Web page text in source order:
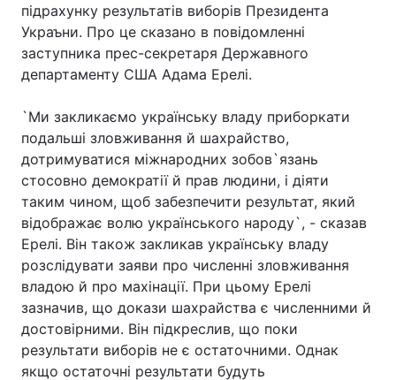
Головна Війна
Україна Політика
Економіка Світ
підрахунку результатів виборів Президента
Украъни. Про це сказано в повідомленні
заступника прес-секретаря Державного
департаменту США Адама Ерелі.
`Ми закликаємо українську владу приборкати
подальші зловживання й шахрайство,
дотримуватися міжнародних зобов`язань
стосовно демократії й прав людини, і діяти
таким чином, щоб забезпечити результат, який
відображає волю українського народу`, - сказав
Ерелі. Він також закликав українську владу
розслідувати заяви про численні зловживання
владою й про махінації. При цьому Ерелі
зазначив, що докази шахрайства є численними й
достовірними. Він підкреслив, що поки
результати виборів не є остаточними. Однак
якщо остаточні результати будуть